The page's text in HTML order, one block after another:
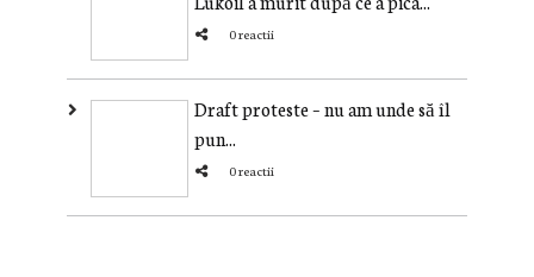
0 reactii
Draft proteste – nu am unde să îl
pun...
0 reactii